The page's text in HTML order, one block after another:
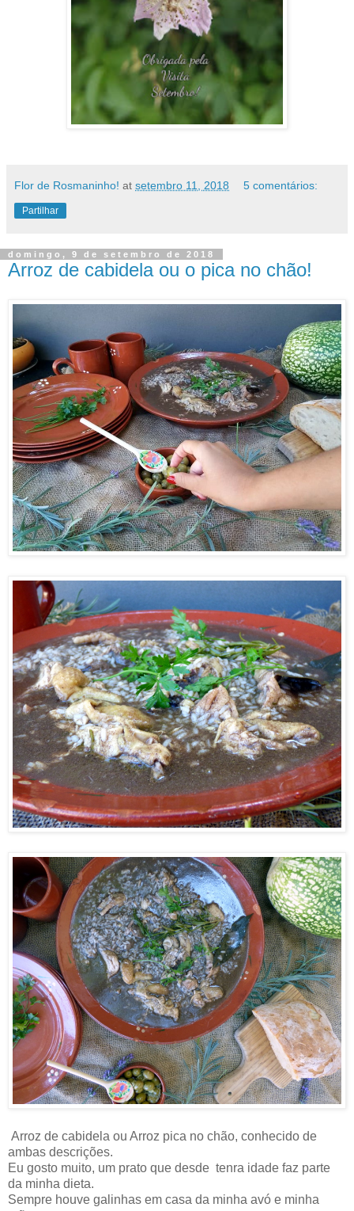
Flor de Rosmaninho! at setembro 11, 2018 5 comentários:
Partilhar
domingo, 9 de setembro de 2018
Arroz de cabidela ou o pica no chão!
Arroz de cabidela ou Arroz pica no chão, conhecido de
ambas descrições.
Eu gosto muito, um prato que desde tenra idade faz parte
da minha dieta.
Sempre houve galinhas em casa da minha avó e minha